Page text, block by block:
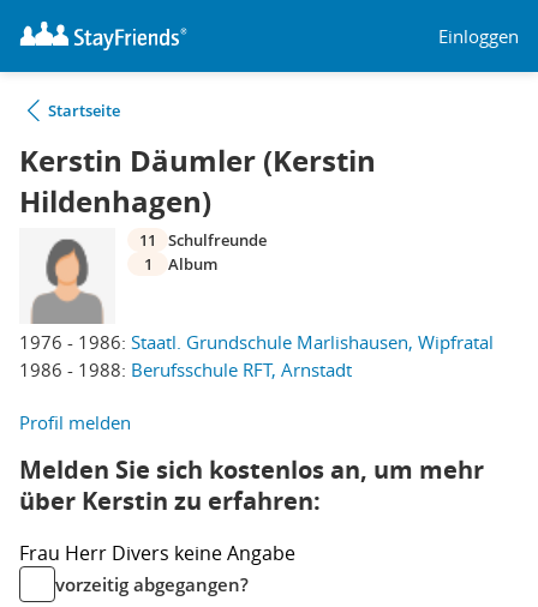
Einloggen
Startseite
Kerstin Däumler (Kerstin
Hildenhagen)
1976 - 1986: Staatl. Grundschule Marlishausen, Wipfratal
1986 - 1988: Berufsschule RFT, Arnstadt
11
Schulfreunde
1
Album
Profil melden
Melden Sie sich kostenlos an, um mehr
über Kerstin zu erfahren:
Frau Herr Divers keine Angabe
vorzeitig abgegangen?